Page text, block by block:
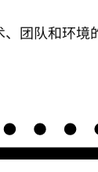
团队和环境